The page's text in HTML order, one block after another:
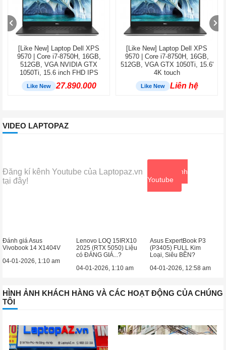
[Like New] Laptop Dell XPS
9570 | Core i7-8750H, 16GB,
512GB, VGA NVIDIA GTX
1050Ti, 15.6 inch FHD IPS
Like New 27.890.000
[Like New] Laptop Dell XPS
9570 | Core i7-8750H, 16GB,
512GB, VGA GTX 1050Ti, 15.6'
4K touch
Like New Liên hệ
VIDEO LAPTOPAZ
Đăng kí kênh Youtube của Laptopaz.vn
tại đây!
Xem kênh
Youtube
Đánh giá Asus
Vivobook 14 X1404V
04-01-2026, 1:10 am
Lenovo LOQ 15IRX10
2025 (RTX 5050) Liệu
có ĐÁNG GIÁ...?
04-01-2026, 1:10 am
Asus ExpertBook P3
(P3405) FULL Kim
Loại, Siêu BỀN?
04-01-2026, 12:58 am
HÌNH ẢNH KHÁCH HÀNG VÀ CÁC HOẠT ĐỘNG CỦA CHÚNG
TÔI